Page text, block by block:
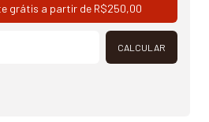
grátis a partir de R$250,00
CALCULAR